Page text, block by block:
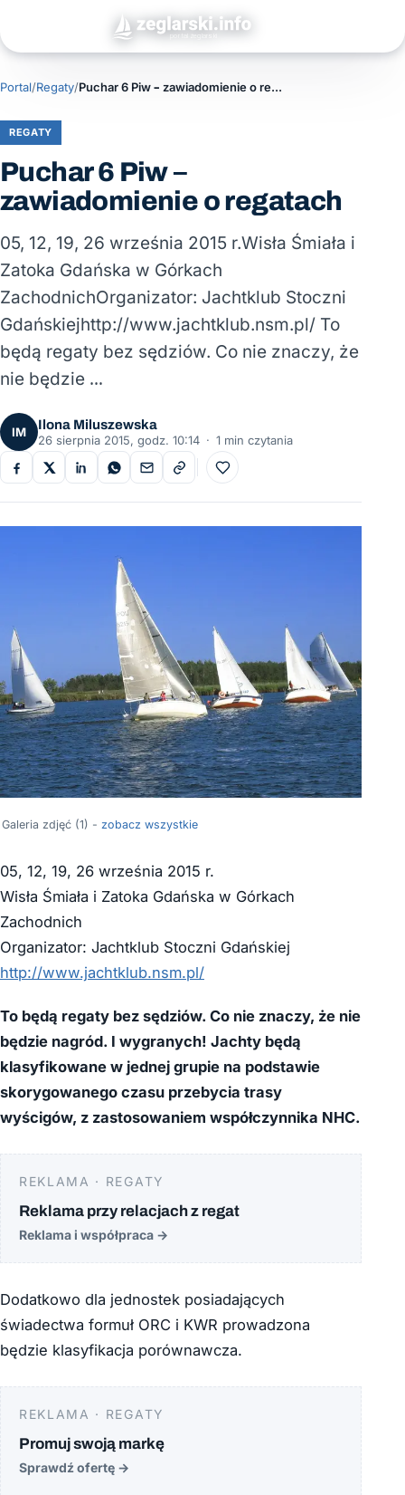
Portal/Regaty/ Puchar 6 Piw – zawiadomienie o regatach
REGATY
Puchar 6 Piw –
zawiadomienie o regatach
05, 12, 19, 26 września 2015 r.Wisła Śmiała i
Zatoka Gdańska w Górkach
ZachodnichOrganizator: Jachtklub Stoczni
Gdańskiejhttp://www.jachtklub.nsm.pl/ To
będą regaty bez sędziów. Co nie znaczy, że
nie będzie …
IM
Ilona Miluszewska
26 sierpnia 2015, godz. 10:14 · 1 min czytania
Do ulubionych
Galeria zdjęć (1) - zobacz wszystkie
05, 12, 19, 26 września 2015 r.
Wisła Śmiała i Zatoka Gdańska w Górkach
Zachodnich
Organizator: Jachtklub Stoczni Gdańskiej
http://www.jachtklub.nsm.pl/
To będą regaty bez sędziów. Co nie znaczy, że nie
będzie nagród. I wygranych! Jachty będą
klasyfikowane w jednej grupie na podstawie
skorygowanego czasu przebycia trasy
wyścigów, z zastosowaniem współczynnika NHC.
REKLAMA · REGATY
Reklama przy relacjach z regat
Reklama i współpraca →
Dodatkowo dla jednostek posiadających
świadectwa formuł ORC i KWR prowadzona
będzie klasyfikacja porównawcza.
REKLAMA · REGATY
Promuj swoją markę
Sprawdź ofertę →